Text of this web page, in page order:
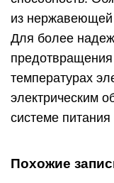
из
Для более
температурах
электрическим
системе питания
Похожие